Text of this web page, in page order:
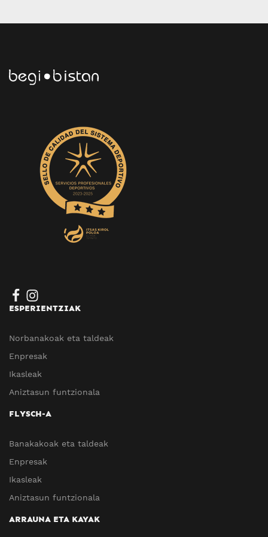
ESPERIENTZIAK
Norbanakoak eta taldeak
Enpresak
Ikasleak
Aniztasun funtzionala
FLYSCH-A
Banakakoak eta taldeak
Enpresak
Ikasleak
Aniztasun funtzionala
ARRAUNA ETA KAYAK